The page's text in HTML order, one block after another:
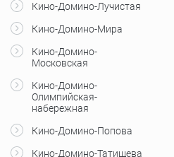
Кино-Домино-Лучистая
Кино-Домино-Мира
Кино-Домино-
Московская
Кино-Домино-
Олимпийская-
набережная
Кино-Домино-Попова
Кино-Домино-Татищева